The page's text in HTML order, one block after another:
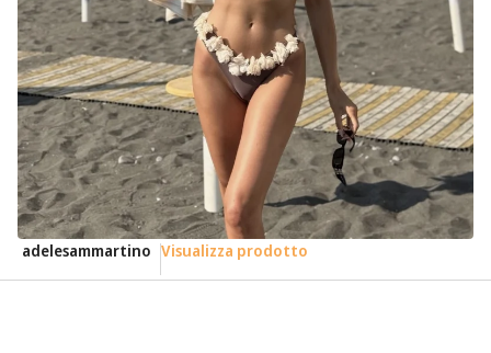
adelesammartino Visualizza prodotto